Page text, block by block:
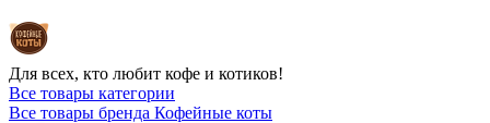
Для всех, кто любит кофе и котиков!
Все товары категории
Все товары бренда Кофейные коты